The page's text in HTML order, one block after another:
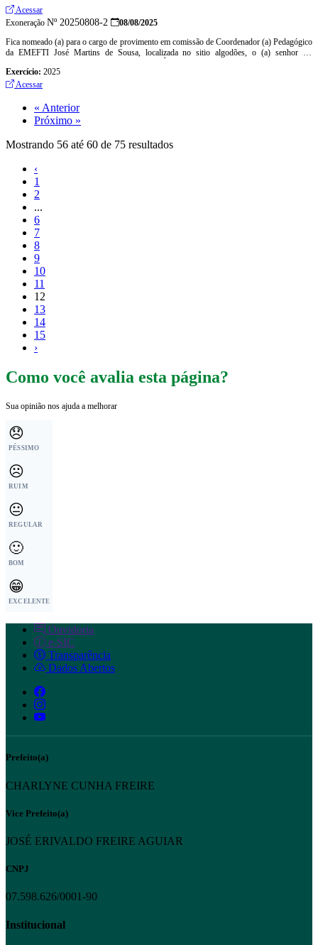
Acessar
Exoneração Nº 20250808-2
08/08/2025
Fica nomeado (a) para o cargo de provimento em comissão de Coordenador (a) Pedagógico
da EMEFTI José Martins de Sousa, localizada no sitio algodões, o (a) senhor (a)
CP.
Exercício: 2025
Acessar
« Anterior
Próximo »
Mostrando 56 até 60 de 75 resultados
‹
1
2
...
6
7
8
9
10
11
12
13
14
15
›
Como você avalia esta página?
Sua opinião nos ajuda a melhorar
😞
PÉSSIMO
☹️
RUIM
😐
REGULAR
🙂
BOM
😁
EXCELENTE
Ouvidoria
e-SIC
Transparência
Dados Abertos
Prefeito(a)
CHARLYNE CUNHA FREIRE
Vice Prefeito(a)
JOSÉ ERIVALDO FREIRE AGUIAR
CNPJ
07.598.626/0001-90
Institucional